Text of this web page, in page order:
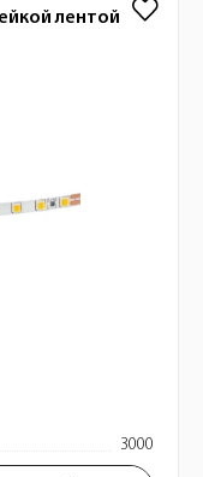
лентой
3000